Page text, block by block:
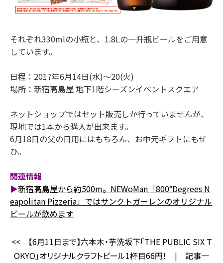
それぞれ330mlの小瓶と、1.8Lの一升瓶ビールをご用意
しています。
日程：2017年6月14日(水)～20(火)
場所：新宿高島屋 地下1階シーズンイベントスクエア
ネットショップではセット販売しか行っていませんが、
現地では1本から購入が出来ます。
6月18日の父の日用にはもちろん、お中元ギフトにもぜ
ひ。
関連情報
▶新宿高島屋から約500m。NEWoMan「800°Degrees N
eapolitan Pizzeria」ではサンクトガーレンのオリジナル
ビールが飲めます
<<
【6月11日まで】六本木・芋洗坂下「THE PUBLIC SIX T
OKYO」オリジナルクラフトビール1杯目66円！
| 記事一